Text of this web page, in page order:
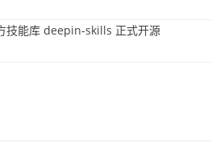
技能库 deepin-skills 正式开源